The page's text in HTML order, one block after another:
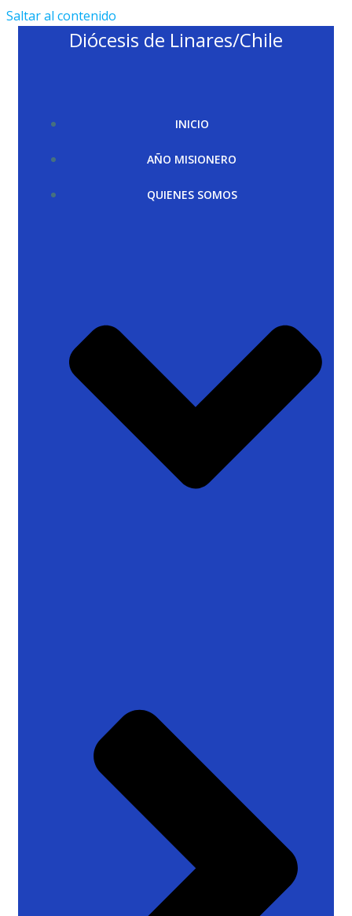
Saltar al contenido
Diócesis de Linares/Chile
INICIO
AÑO MISIONERO
QUIENES SOMOS